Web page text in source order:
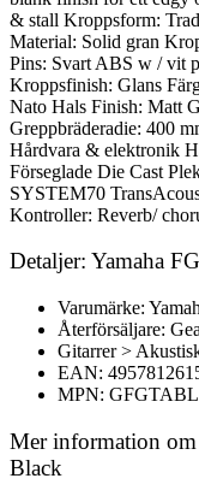
& stall Kroppsform:
Material: Solid gran
Pins: Svart ABS w / vit
Kroppsfinish: Glans
Nato Hals Finish: Matt
Greppbräderadie: 400
Hårdvara & elektronik
Förseglade Die Cast
SYSTEM70
Kontroller: Reverb/
Detaljer: Yamaha
Varumärke:
Återförsäljare:
Gitarrer >
EAN:
MPN: GFGTABL
Mer information
Black